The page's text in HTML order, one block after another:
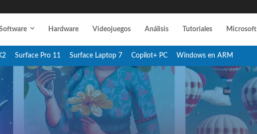
Hardware Videojuegos Análisis Tutoriales Microsoft
Surface Pro 11 Surface Laptop 7 Copilot+ PC Windows en ARM